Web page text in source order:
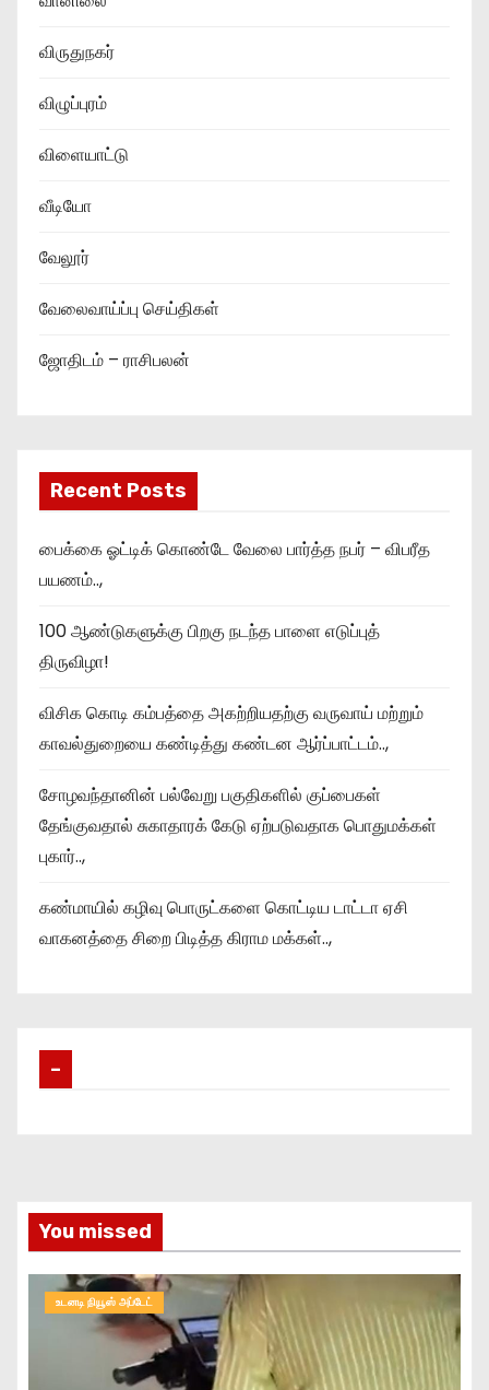
விருதுநகர்
விழுப்புரம்
விளையாட்டு
வீடியோ
வேலூர்
வேலைவாய்ப்பு செய்திகள்
ஜோதிடம் – ராசிபலன்
Recent Posts
பைக்கை ஓட்டிக் கொண்டே வேலை பார்த்த நபர் – விபரீத
பயணம்..,
100 ஆண்டுகளுக்கு பிறகு நடந்த பாளை எடுப்புத்
திருவிழா!
விசிக கொடி கம்பத்தை அகற்றியதற்கு வருவாய் மற்றும்
காவல்துறையை கண்டித்து கண்டன ஆர்ப்பாட்டம்..,
சோழவந்தானின் பல்வேறு பகுதிகளில் குப்பைகள்
தேங்குவதால் சுகாதாரக் கேடு ஏற்படுவதாக பொதுமக்கள்
புகார்..,
கண்மாயில் கழிவு பொருட்களை கொட்டிய டாட்டா ஏசி
வாகனத்தை சிறை பிடித்த கிராம மக்கள்..,
–
You missed
உடனடி நியூஸ் அப்டேட்